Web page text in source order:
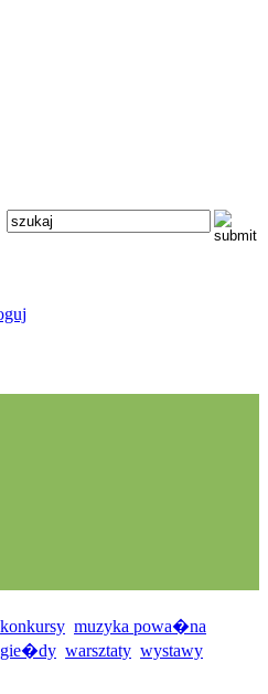
konkursy muzyka powa�na
gie�dy warsztaty wystawy